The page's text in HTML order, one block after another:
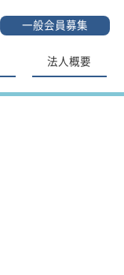
法人概要
一般会員募集